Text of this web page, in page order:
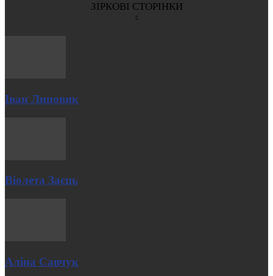
ЗІРКОВІ СТОРІНКИ
Іван Липовик
Віолета Заєць
Аліна Савчук